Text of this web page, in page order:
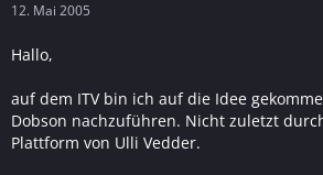
12. Mai 2005
Hallo,
auf dem ITV bin ich auf die Idee
Dobson nachzuführen. Nicht zuletzt
Plattform von Ulli Vedder.